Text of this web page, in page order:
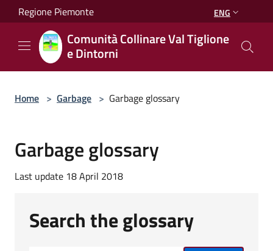
Salta al contenuto principale
Regione Piemonte ENG
Comunità Collinare Val Tiglione
e Dintorni
Home > Garbage > Garbage glossary
Garbage glossary
Last update 18 April 2018
Search the glossary